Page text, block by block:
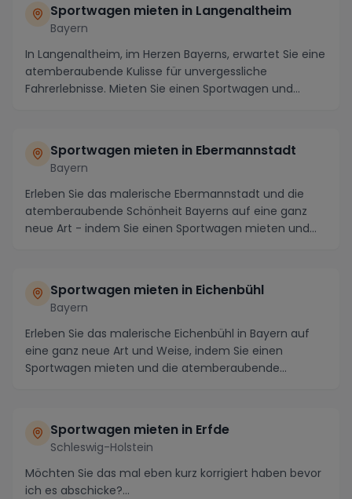
Sportwagen mieten in Langenaltheim
Bayern
In Langenaltheim, im Herzen Bayerns, erwartet Sie eine
atemberaubende Kulisse für unvergessliche
Fahrerlebnisse. Mieten Sie einen Sportwagen und
Sportwagen mieten in Ebermannstadt
Bayern
Erleben Sie das malerische Ebermannstadt und die
atemberaubende Schönheit Bayerns auf eine ganz
neue Art - indem Sie einen Sportwagen mieten und
Sportwagen mieten in Eichenbühl
Bayern
Erleben Sie das malerische Eichenbühl in Bayern auf
eine ganz neue Art und Weise, indem Sie einen
Sportwagen mieten und die atemberaubende
Sportwagen mieten in Erfde
Schleswig-Holstein
Möchten Sie das mal eben kurz korrigiert haben bevor
ich es abschicke?...